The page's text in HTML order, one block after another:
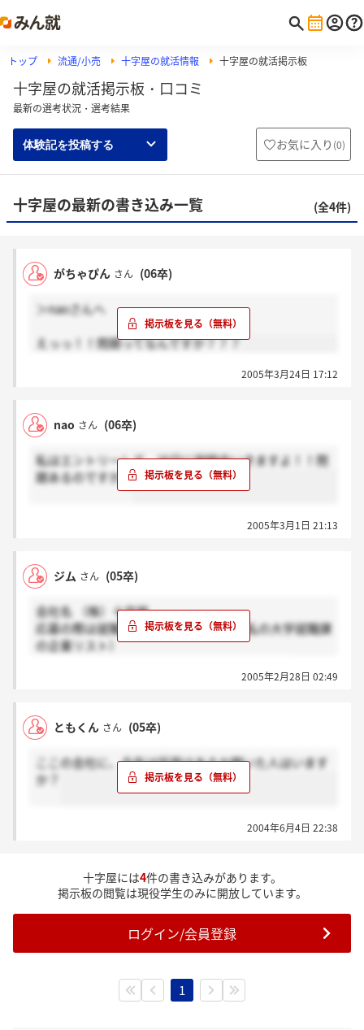
トップ 流通/小売 十字屋の就活情報 十字屋の就活掲示板
十字屋の就活掲示板・口コミ
最新の選考状況・選考結果
体験記を投稿する お気に入り (0)
十字屋の最新の書き込み一覧 (全4件)
がちゃぴん さん (06卒)
＞naoさんへ
えっっ！！問題ってなんですか？？？
2005年3月24日 17:12
nao さん (06卒)
私はエントリーして、25日に説明会いきますよ！！問
題あるのですか？
2005年3月1日 21:13
ジム さん (05卒)
会社名 （株）十字屋
応募の際は就職課に相談に来ること （私の大学就職課
の企業リスト）
2005年2月28日 02:49
ともくん さん (05卒)
ここの会社に、今年は採用はあるか聞いた人はいます
か？
2004年6月4日 22:38
十字屋には4件の書き込みがあります。
掲示板の閲覧は現役学生のみに開放しています。
ログイン/会員登録
1